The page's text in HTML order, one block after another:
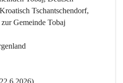
Tschantschendorf,
Gemeinde Tobaj